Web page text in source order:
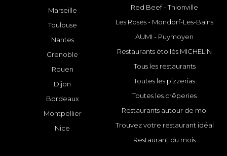
Marseille
Toulouse
Nantes
Grenoble
Rouen
Dijon
Bordeaux
Montpellier
Nice
Red Beef - Thionville
Les Roses - Mondorf-Les-Bains
AUMI - Puymoyen
Restaurants étoilés MICHELIN
Tous les restaurants
Toutes les pizzerias
Toutes les crêperies
Restaurants autour de moi
Trouvez votre restaurant idéal
Restaurant du mois